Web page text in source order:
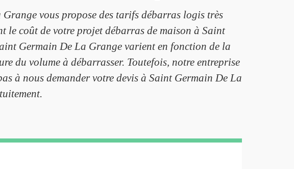
vous propose des tarifs débarras logis très
le coût de votre projet débarras de maison à Saint
Germain De La Grange varient en fonction de la
du volume à débarrasser. Toutefois, notre entreprise
à nous demander votre devis à Saint Germain De La